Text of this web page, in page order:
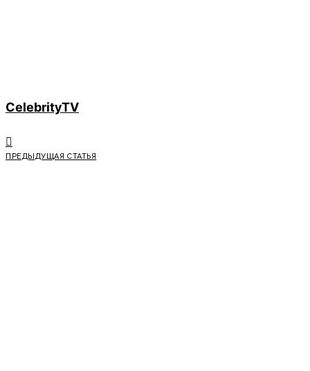
CelebrityTV
ПРЕДЫДУЩАЯ СТАТЬЯ